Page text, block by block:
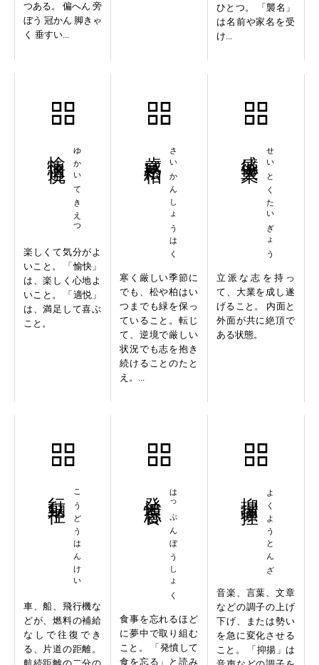
つある。 偏へん 旁
ぼう 冠かん 脚きゃ
く 垂すい...
ひとつ。 「襲名」
は名前や家名を受
け...
ゆかいてきえつ
楽しくて気分がよ
いこと。 「愉快」
は、楽しく心地よ
いこと。 「適悦」
は、満足して喜ぶ
こと。
さいかんしょうはく
寒く厳しい季節に
でも、松や柏はい
つまでも緑を保っ
ていること。転じ
て、逆境で厳しい
状況でも志を抱き
続けることのたと
え。...
せいとくたいぎょう
立派な志を持っ
て、大業を成し遂
げること。 内面と
外面が共に絶頂で
ある状態。
こうどうはんけい
車、船、飛行機な
どが、燃料の補給
なしで往復でき
る、片道の距離。
はっぷんぼうしょく
食事を忘れるほど
に夢中で取り組む
こと。 「発憤して
食を忘る」と読み
よくようとんざ
音楽、言葉、文章
などの調子の上げ
下げ、または勢い
を急に変化させる
こと。 「抑揚」は